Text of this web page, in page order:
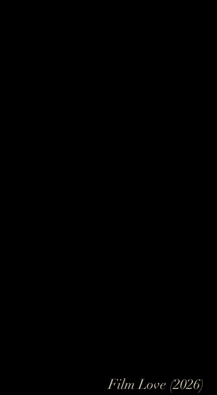
Film Love (2026)